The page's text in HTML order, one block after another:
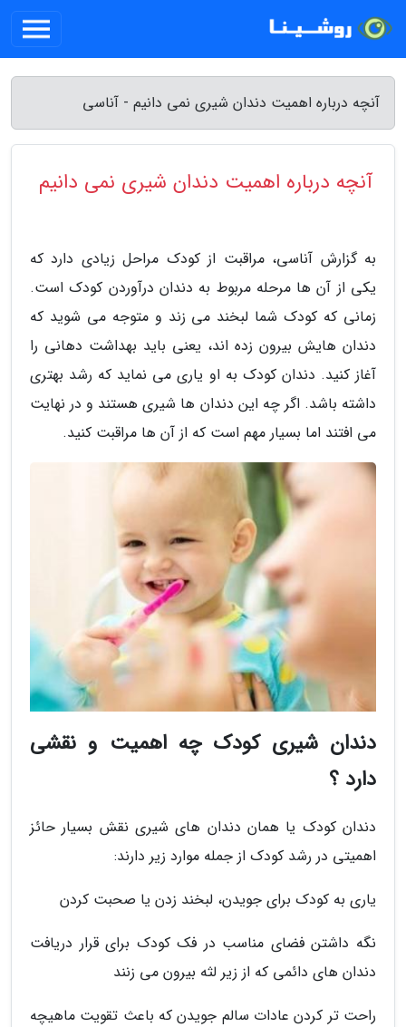
آنچه درباره اهمیت دندان شیری نمی دانیم - آناسی
آنچه درباره اهمیت دندان شیری نمی دانیم
به گزارش آناسی، مراقبت از کودک مراحل زیادی دارد که
یکی از آن ها مرحله مربوط به دندان درآوردن کودک است.
زمانی که کودک شما لبخند می زند و متوجه می شوید که
دندان هایش بیرون زده اند، یعنی باید بهداشت دهانی را
آغاز کنید. دندان کودک به او یاری می نماید که رشد بهتری
داشته باشد. اگر چه این دندان ها شیری هستند و در نهایت
می افتند اما بسیار مهم است که از آن ها مراقبت کنید.
دندان شیری کودک چه اهمیت و نقشی
دارد ؟
دندان کودک یا همان دندان های شیری نقش بسیار حائز
اهمیتی در رشد کودک از جمله موارد زیر دارند:
یاری به کودک برای جویدن، لبخند زدن یا صحبت کردن
نگه داشتن فضای مناسب در فک کودک برای قرار دریافت
دندان های دائمی که از زیر لثه بیرون می زنند
راحت تر کردن عادات سالم جویدن که باعث تقویت ماهیچه